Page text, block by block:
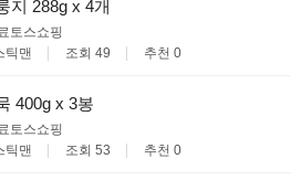
지 288g x 4개
토스쇼핑
틱맨 조회 49 추천 0
400g x 3봉
토스쇼핑
틱맨 조회 53 추천 0